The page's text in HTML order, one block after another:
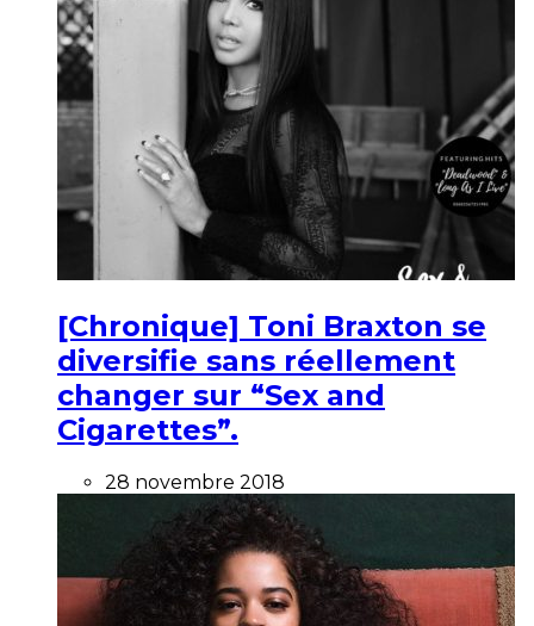
[Chronique] Toni Braxton se
diversifie sans réellement
changer sur “Sex and
Cigarettes”.
28 novembre 2018